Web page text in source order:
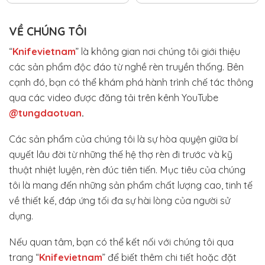
VỀ CHÚNG TÔI
“Knifevietnam” là không gian nơi chúng tôi giới thiệu
các sản phẩm độc đáo từ nghề rèn truyền thống. Bên
cạnh đó, bạn có thể khám phá hành trình chế tác thông
qua các video được đăng tải trên kênh YouTube
@tungdaotuan.
Các sản phẩm của chúng tôi là sự hòa quyện giữa bí
quyết lâu đời từ những thế hệ thợ rèn đi trước và kỹ
thuật nhiệt luyện, rèn đúc tiên tiến. Mục tiêu của chúng
tôi là mang đến những sản phẩm chất lượng cao, tinh tế
về thiết kế, đáp ứng tối đa sự hài lòng của người sử
dụng.
Nếu quan tâm, bạn có thể kết nối với chúng tôi qua
trang “Knifevietnam” để biết thêm chi tiết hoặc đặt